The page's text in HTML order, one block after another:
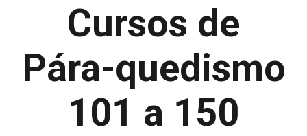
Cursos de
Pára-quedismo
101 a 150